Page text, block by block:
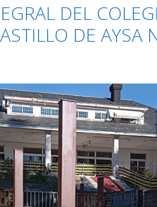
DEL
DE AYSA